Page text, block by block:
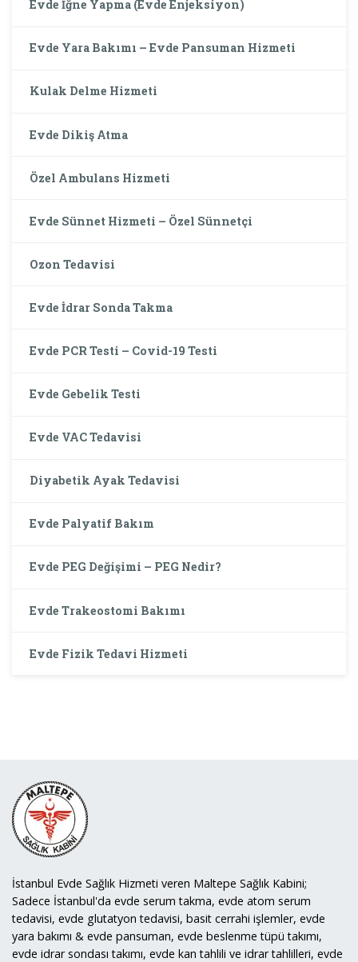
Evde İğne Yapma (Evde Enjeksiyon)
Evde Yara Bakımı – Evde Pansuman Hizmeti
Kulak Delme Hizmeti
Evde Dikiş Atma
Özel Ambulans Hizmeti
Evde Sünnet Hizmeti – Özel Sünnetçi
Ozon Tedavisi
Evde İdrar Sonda Takma
Evde PCR Testi – Covid-19 Testi
Evde Gebelik Testi
Evde VAC Tedavisi
Diyabetik Ayak Tedavisi
Evde Palyatif Bakım
Evde PEG Değişimi – PEG Nedir?
Evde Trakeostomi Bakımı
Evde Fizik Tedavi Hizmeti
İstanbul Evde Sağlık Hizmeti veren Maltepe Sağlık Kabini;
Sadece İstanbul'da evde serum takma, evde atom serum
tedavisi, evde glutatyon tedavisi, basit cerrahi işlemler, evde
yara bakımı & evde pansuman, evde beslenme tüpü takımı,
evde idrar sondası takımı, evde kan tahlili ve idrar tahlilleri, evde